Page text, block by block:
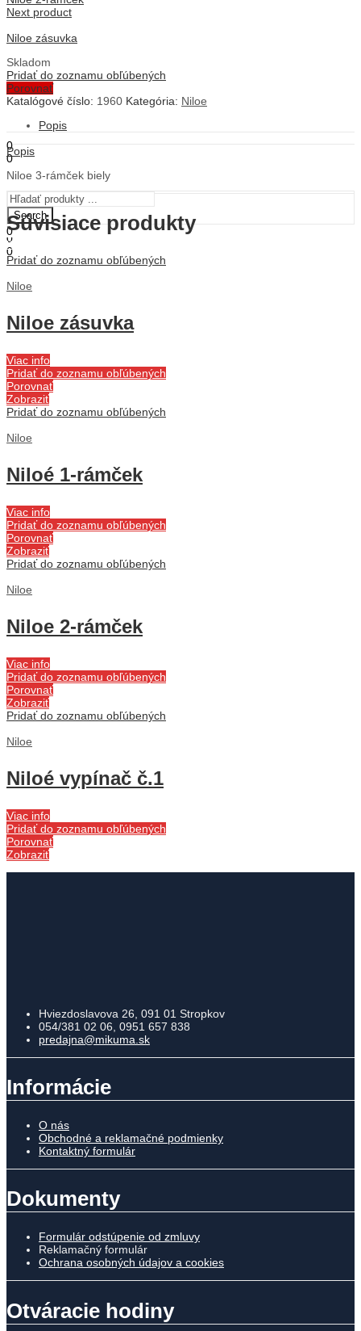
0
0
Košík 0,00€
ÚVOD
OBCHOD
O NÁS
STAVEBNÁ ČINNOSŤ
KONTAKT
0
0
Košík 0,00€
Search
0
Košík
Next product
Niloe zásuvka
Skladom
Pridať do zoznamu obľúbených
Porovnať
Katalógové číslo: 1960 Kategória: Niloe
Popis
Popis
Niloe 3-rámček biely
Súvisiace produkty
Pridať do zoznamu obľúbených
Niloe
Niloe zásuvka
Viac info
Pridať do zoznamu obľúbených
Porovnať
Zobraziť
Pridať do zoznamu obľúbených
Niloe
Niloé 1-rámček
Viac info
Pridať do zoznamu obľúbených
Porovnať
Zobraziť
Pridať do zoznamu obľúbených
Niloe
Niloe 2-rámček
Viac info
Pridať do zoznamu obľúbených
Porovnať
Zobraziť
Pridať do zoznamu obľúbených
Niloe
Niloé vypínač č.1
Viac info
Pridať do zoznamu obľúbených
Porovnať
Zobraziť
Hviezdoslavova 26, 091 01 Stropkov
054/381 02 06, 0951 657 838
predajna@mikuma.sk
Informácie
O nás
Obchodné a reklamačné podmienky
Kontaktný formulár
Dokumenty
Formulár odstúpenie od zmluvy
Reklamačný formulár
Ochrana osobných údajov a cookies
Otváracie hodiny